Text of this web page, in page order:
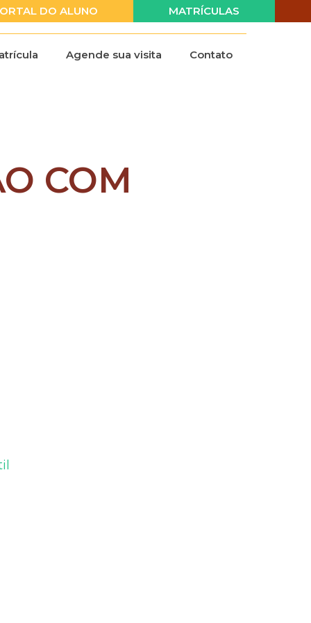
DO ALUNO MATRÍCULAS
Agende sua visita Contato
COM